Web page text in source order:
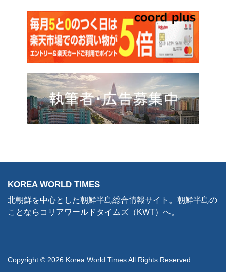
KOREA WORLD TIMES
北朝鮮を中心とした朝鮮半島総合情報サイト。朝鮮半島の
ことならコリアワールドタイムズ（KWT）へ。
Copyright © 2026 Korea World Times All Rights Reserved